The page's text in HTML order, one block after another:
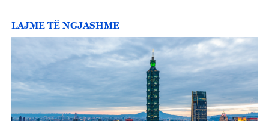
LAJME TË NGJASHME